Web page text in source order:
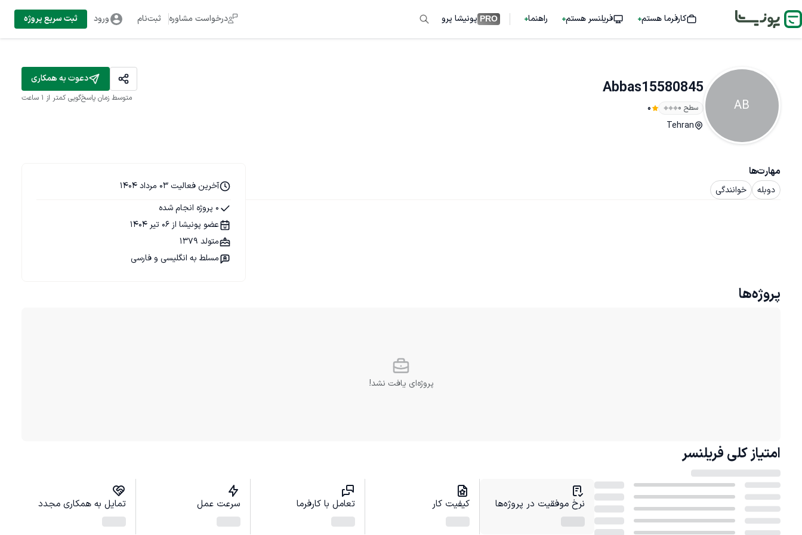
کارفرما هستم فریلنسر هستم راهنما PRO پونیشا پرو درخواست مشاوره ثبت‌نام ورود ثبت سریع پروژه
AB
Abbas15580845
سطح ۰ 0
Tehran
دعوت به همکاری
متوسط زمان پاسخ‌گویی کمتر از 1 ساعت
مهارت‌ها
دوبله خوانندگی
آخرین فعالیت 03 مرداد 1404
0 پروژه انجام شده
عضو پونیشا از 06 تیر 1404
متولد 1379
مسلط به انگلیسی و فارسی
پروژه‌ها
پروژه‌ای یافت نشد!
امتیاز کلی فریلنسر
نرخ موفقیت در پروژه‌ها کیفیت کار تعامل با کارفرما سرعت عمل تمایل به همکاری مجدد